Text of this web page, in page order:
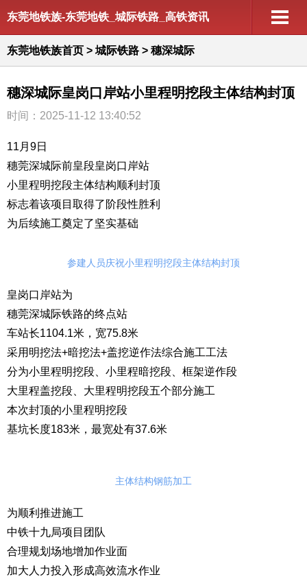
东莞地铁族-东莞地铁_城际铁路_高铁资讯
东莞地铁族首页 > 城际铁路 > 穗深城际
穗深城际皇岗口岸站小里程明挖段主体结构封顶
时间：2025-11-12 13:40:52
11月9日
穗莞深城际前皇段皇岗口岸站
小里程明挖段主体结构顺利封顶
标志着该项目取得了阶段性胜利
为后续施工奠定了坚实基础
参建人员庆祝小里程明挖段主体结构封顶
皇岗口岸站为
穗莞深城际铁路的终点站
车站长1104.1米，宽75.8米
采用明挖法+暗挖法+盖挖逆作法综合施工工法
分为小里程明挖段、小里程暗挖段、框架逆作段
大里程盖挖段、大里程明挖段五个部分施工
本次封顶的小里程明挖段
基坑长度183米，最宽处有37.6米
主体结构钢筋加工
为顺利推进施工
中铁十九局项目团队
合理规划场地增加作业面
加大人力投入形成高效流水作业